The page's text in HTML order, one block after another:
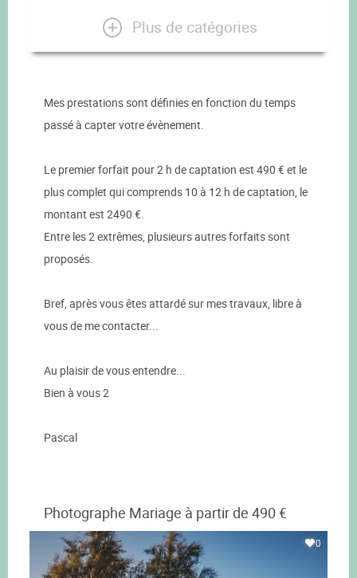
Plus de catégories
Mes prestations sont définies en fonction du temps
passé à capter votre évènement.
Le premier forfait pour 2 h de captation est 490 € et le
plus complet qui comprends 10 à 12 h de captation, le
montant est 2490 €.
Entre les 2 extrêmes, plusieurs autres forfaits sont
proposés.
Bref, après vous êtes attardé sur mes travaux, libre à
vous de me contacter...
Au plaisir de vous entendre...
Bien à vous 2
Pascal
Photographe Mariage à partir de 490 €
0